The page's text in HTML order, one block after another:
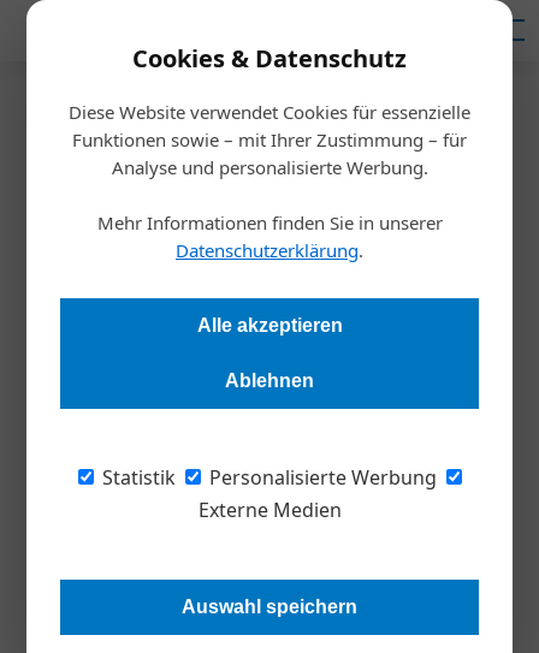
Cookies & Datenschutz
Diese Website verwendet Cookies für essenzielle
Funktionen sowie – mit Ihrer Zustimmung – für
Analyse und personalisierte Werbung.
Mehr Informationen finden Sie in unserer
Datenschutzerklärung.
Alle akzeptieren
Ablehnen
Statistik
Personalisierte Werbung
Externe Medien
Auswahl speichern
Startseite/Meldungen
Interview
Die Führungskräfte ticken
heute anders als vor 30 Jahren
Redaktion Die Wirtschaft
Die meisten Führungskräfte sind und leben heute trotz hoher
hierüber mit Hans-Peter Machwürth, der mit seinem Team
Unternehmen unter anderem im Bereich
Die Wirtschaft: Herr Machwürth, wie
gesundheitsbewusst sind die Führungskräfte